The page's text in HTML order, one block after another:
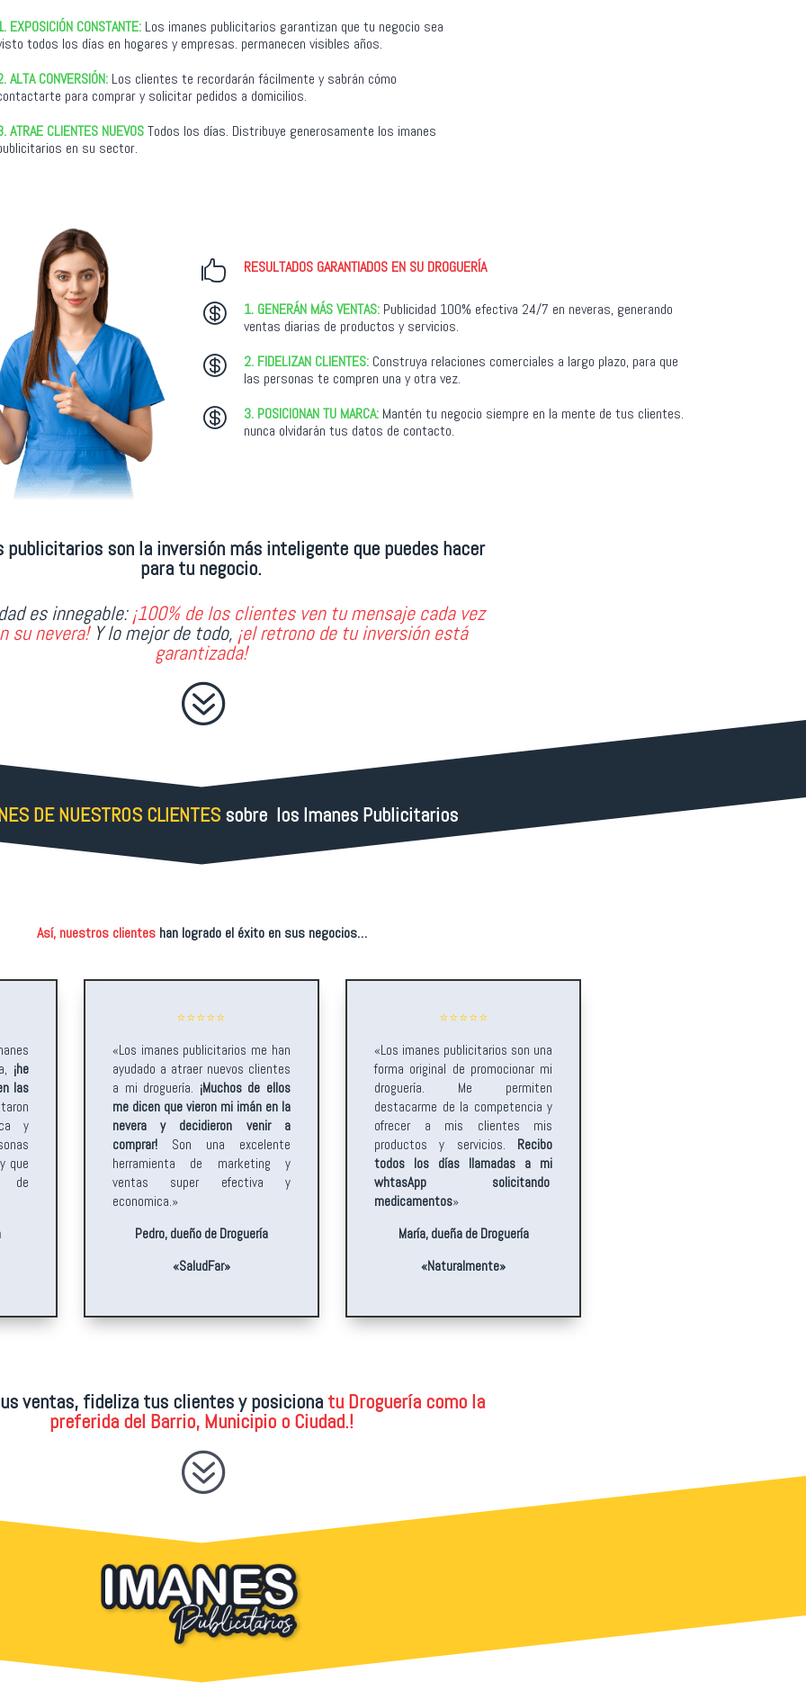
EXPOSICIÓN CONSTANTE: Los imanes publicitarios garantizan que tu negocio sea
todos los días en hogares y empresas. permanecen visibles años.
ALTA CONVERSIÓN: Los clientes te recordarán fácilmente y sabrán cómo
para comprar y solicitar pedidos a domicilios.
ATRAE CLIENTES NUEVOSTodos los días. Distribuye generosamente los imanes
en su sector.
 RESULTADOS GARANTIADOS EN SU DROGUERÍA
 1. GENERÁN MÁS VENTAS: Publicidad 100% efectiva 24/7 en neveras, generando
ventas diarias de productos y servicios.
 2. FIDELIZAN CLIENTES: Construya relaciones comerciales a largo plazo, para que
las personas te compren una y otra vez.
 3. POSICIONAN TU MARCA: Mantén tu negocio siempre en la mente de tus clientes.
nunca olvidarán tus datos de contacto.
publicitarios son la inversión más inteligente que puedes hacer
para tu negocio.
es innegable:¡100% de los clientes ven tu mensaje cada vez
su nevera! Y lo mejor de todo, ¡el retrono de tu inversión está
garantizada!
?
DE NUESTROS CLIENTES sobre los Imanes Publicitarios
Así, nuestros clienteshan logrado el éxito en sus negocios…
¡he
las
y
que
de
⭐️⭐️⭐️⭐️⭐️
«Los imanes publicitarios me han
ayudado a atraer nuevos clientes
a mi droguería. ¡Muchos de ellos
me dicen que vieron mi imán en la
nevera y decidieron venir a
comprar!Son una excelente
herramienta de marketing y
ventas super efectiva y
economica.»
Pedro, dueño de Droguería
«SaludFar»
⭐️⭐️⭐️⭐️⭐️
«Los imanes publicitarios son una
forma original de promocionar mi
droguería. Me permiten
destacarme de la competencia y
ofrecer a mis clientes mis
productos y servicios. Recibo
todos los días llamadas a mi
whtasApp solicitando
medicamentos»
María, dueña de Droguería
«Naturalmente»
ventas, fideliza tus clientes y posiciona tu Droguería como la
preferida del Barrio, Municipio o Ciudad.!
?